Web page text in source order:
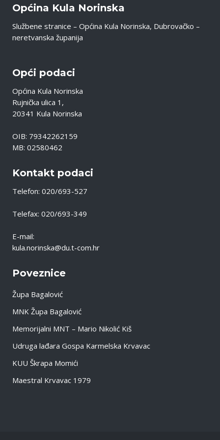
Općina Kula Norinska
Službene stranice – Općina Kula Norinska, Dubrovačko –
neretvanska županija
Opći podaci
Općina Kula Norinska
Rujnička ulica 1,
20341 Kula Norinska
OIB: 79342262159
MB: 02580462
Kontakt podaci
Telefon: 020/693-527
Telefax: 020/693-349
E-mail:
kula.norinska@du.t-com.hr
Poveznice
Župa Bagalović
MNK Župa Bagalović
Memorijalni MNT – Mario Nikolić Kiš
Udruga lađara Gospa Karmelska Krvavac
KUU Škrapa Momići
Maestral Krvavac 1979